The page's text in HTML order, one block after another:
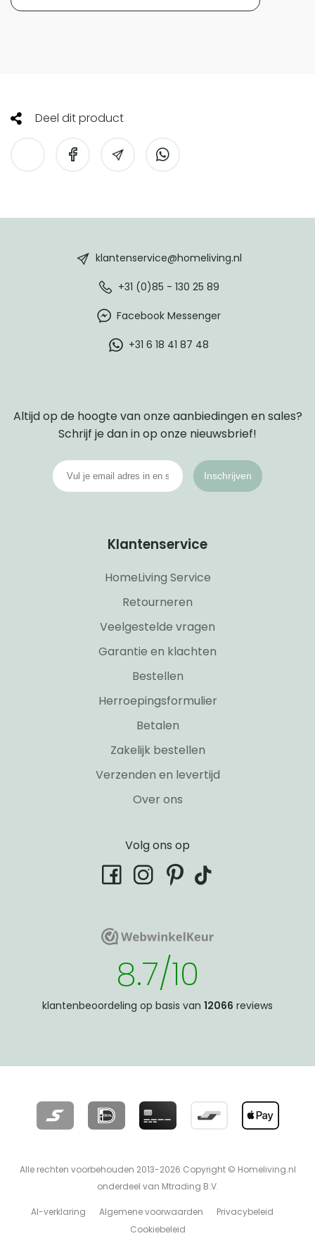
Deel dit product
klantenservice@homeliving.nl
+31 (0)85 - 130 25 89
Facebook Messenger
+31 6 18 41 87 48
Altijd op de hoogte van onze aanbiedingen en sales?
Schrijf je dan in op onze nieuwsbrief!
Inschrijven
Klantenservice
HomeLiving Service
Retourneren
Veelgestelde vragen
Garantie en klachten
Bestellen
Herroepingsformulier
Betalen
Zakelijk bestellen
Verzenden en levertijd
Over ons
Volg ons op
facebookinstagram
pinterest
tiktok
WebwinkelKeurWebwinkelKeur
8.7/10
klantenbeoordeling op basis van 12066 reviews
Alle rechten voorbehouden 2013-2026 Copyright © Homeliving.nl
onderdeel van Mtrading B.V.
AI-verklaring Algemene voorwaarden
Privacybeleid
Cookiebeleid